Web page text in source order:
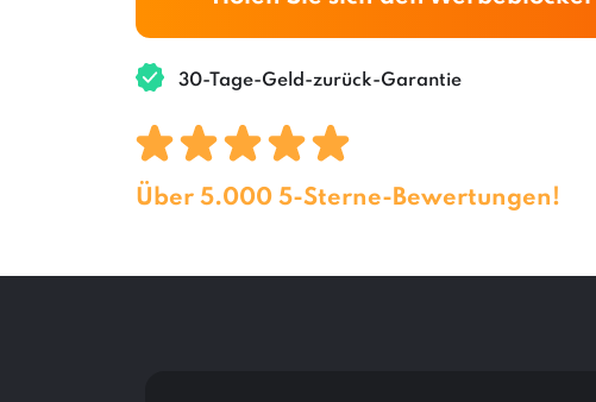
30-Tage-Geld-zurück-Garantie
Über 5.000 5-Sterne-Bewertungen!